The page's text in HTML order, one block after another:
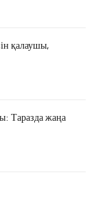
қалаушы,
Таразда жаңа